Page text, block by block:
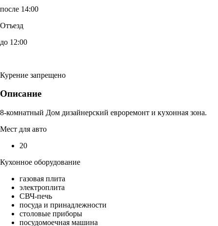
после 14:00
Отъезд
до 12:00
Курение запрещено
Описание
8-комнатный Дом дизайнерский евроремонт и кухонная зона.
Мест для авто
20
Кухонное оборудование
газовая плита
электроплита
СВЧ-печь
посуда и принадлежности
столовые приборы
посудомоечная машина